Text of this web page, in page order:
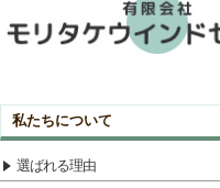
私たちについて
選ばれる理由